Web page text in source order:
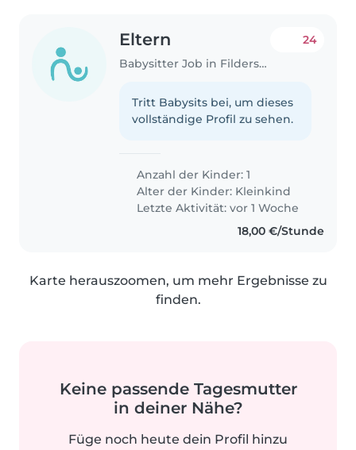
Eltern
Babysitter Job in Filderstadt
24
Tritt Babysits bei, um dieses
vollständige Profil zu sehen.
Anzahl der Kinder: 1
Alter der Kinder: Kleinkind
Letzte Aktivität: vor 1 Woche
18,00 €/Stunde
Karte herauszoomen, um mehr Ergebnisse zu
finden.
Keine passende Tagesmutter
in deiner Nähe?
Füge noch heute dein Profil hinzu